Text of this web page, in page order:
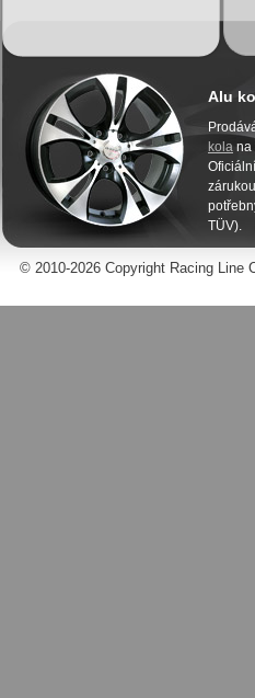
Alu
kola na
TÜV).
© 2010-2026 Copyright Racing Line